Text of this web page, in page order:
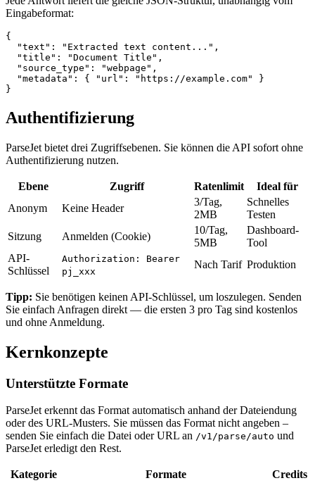
Eingabeformat:
{
  "text": "Extracted text content...",
  "title": "Document Title",
  "source_type": "webpage",
  "metadata": { "url": "https://example.com" }
}
Authentifizierung
ParseJet bietet drei Zugriffsebenen. Sie können die API sofort ohne
Authentifizierung nutzen.
Ebene Zugriff Ratenlimit
Ideal für
Anonym
Keine Header
3/Tag,
2MB
Schnelles
Testen
Sitzung
Anmelden (Cookie)
10/Tag,
5MB
Dashboard-
Tool
API-
Schlüssel
Authorization: Bearer
pj_xxx
Nach Tarif Produktion
Tipp: Sie benötigen keinen API-Schlüssel, um loszulegen. Senden
Sie einfach Anfragen direkt — die ersten 3 pro Tag sind kostenlos
und ohne Anmeldung.
Kernkonzepte
Unterstützte Formate
ParseJet erkennt das Format automatisch anhand der Dateiendung
oder des URL-Musters. Sie müssen das Format nicht angeben –
senden Sie einfach die Datei oder URL an /v1/parse/auto und
ParseJet erledigt den Rest.
Kategorie Formate
Credits